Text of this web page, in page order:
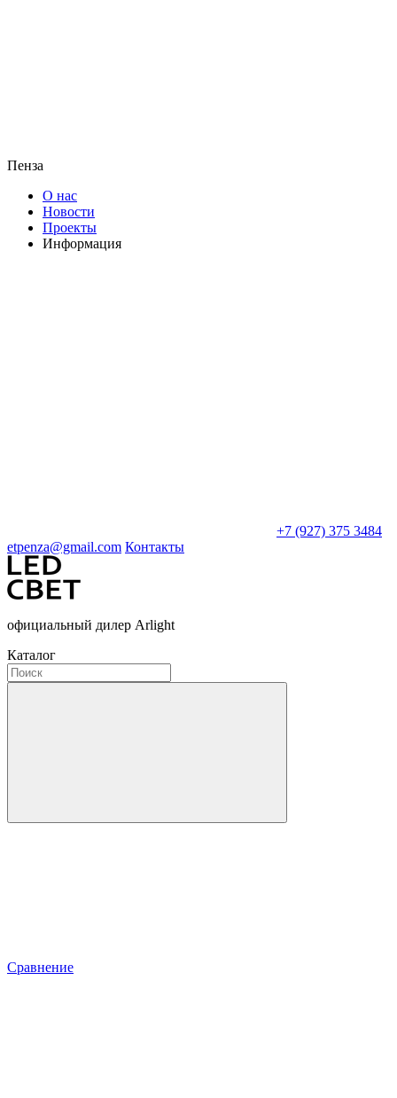
Пенза
О нас
Новости
Проекты
Информация
+7 (927) 375 3484
etpenza@gmail.com Контакты
официальный дилер Arlight
Каталог
Сравнение